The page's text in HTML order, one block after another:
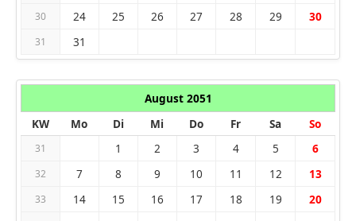
30 24 25 26 27 28 29 30
31 31
August 2051
KW
Mo Di Mi Do Fr Sa So
31 1 2 3 4 5 6
32 7 8 9 10 11 12 13
33 14 15 16 17 18 19 20